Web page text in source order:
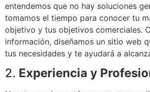
entendemos que no hay soluciones
tomamos el tiempo para conocer tu
objetivo y tus objetivos comerciales.
información, diseñamos un sitio web
tus necesidades y te ayudará a
2. Experiencia y